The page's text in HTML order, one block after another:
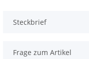
Steckbrief
Frage zum Artikel